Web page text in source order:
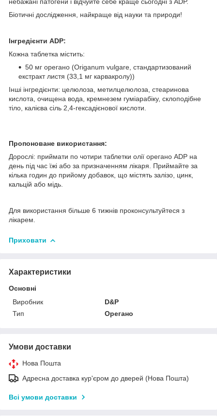
Біотичні дослідження, найкраще від науки та природи!
Інгредієнти ADP:
Кожна таблетка містить:
50 мг орегано (Origanum vulgare, стандартизований
екстракт листя (33,1 мг карвакролу))
Інші інгредієнти: целюлоза, метилцелюлоза, стеаринова
кислота, очищена вода, кремнезем гуміарабіку, склоподібне
тіло, калієва сіль 2,4-гексадієнової кислоти.
Пропоноване використання:
Дорослі: приймати по чотири таблетки олії орегано ADP на
день під час їжі або за призначенням лікаря. Приймайте за
кілька годин до прийому добавок, що містять залізо, цинк,
кальцій або мідь.
Для використання більше 6 тижнів проконсультуйтеся з
лікарем.
Приховати
Характеристики
Основні
Виробник
D&P
Тип
Орегано
Умови доставки
Нова Пошта
Адресна доставка кур'єром до дверей (Нова Пошта)
Всі умови доставки